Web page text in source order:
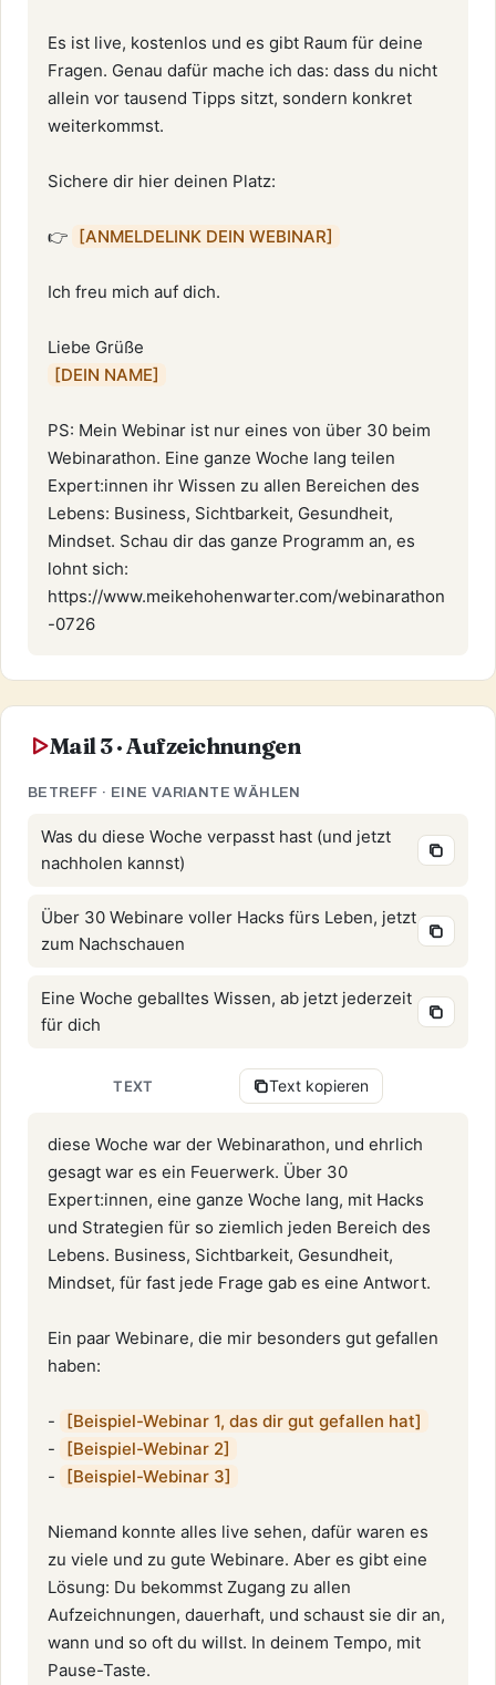
Es ist live, kostenlos und es gibt Raum für deine
Fragen. Genau dafür mache ich das: dass du nicht
allein vor tausend Tipps sitzt, sondern konkret
weiterkommst.
Sichere dir hier deinen Platz:
👉 [ANMELDELINK DEIN WEBINAR]
Ich freu mich auf dich.
[DEIN NAME]
PS: Mein Webinar ist nur eines von über 30 beim
Webinarathon. Eine ganze Woche lang teilen
Expert:innen ihr Wissen zu allen Bereichen des
Lebens: Business, Sichtbarkeit, Gesundheit,
Mindset. Schau dir das ganze Programm an, es
lohnt sich:
https://www.meikehohenwarter.com/webinarathon
-0726
Mail 3 · Aufzeichnungen
BETREFF · EINE VARIANTE WÄHLEN
Was du diese Woche verpasst hast (und jetzt
nachholen kannst)
Über 30 Webinare voller Hacks fürs Leben, jetzt
zum Nachschauen
Eine Woche geballtes Wissen, ab jetzt jederzeit
für dich
TEXT Text kopieren
diese Woche war der Webinarathon, und ehrlich
gesagt war es ein Feuerwerk. Über 30
Expert:innen, eine ganze Woche lang, mit Hacks
und Strategien für so ziemlich jeden Bereich des
Lebens. Business, Sichtbarkeit, Gesundheit,
Mindset, für fast jede Frage gab es eine Antwort.
Ein paar Webinare, die mir besonders gut gefallen
haben:
-
[Beispiel-Webinar 1, das dir gut gefallen hat]
-
[Beispiel-Webinar 2]
-
[Beispiel-Webinar 3]
Niemand konnte alles live sehen, dafür waren es
zu viele und zu gute Webinare. Aber es gibt eine
Lösung: Du bekommst Zugang zu allen
Aufzeichnungen, dauerhaft, und schaust sie dir an,
wann und so oft du willst. In deinem Tempo, mit
Pause-Taste.